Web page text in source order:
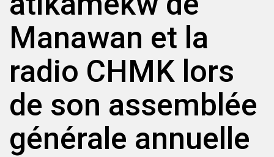
Manawan et la
radio CHMK lors
de son assemblée
générale annuelle